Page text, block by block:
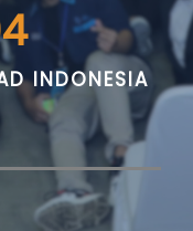
INDONESIA